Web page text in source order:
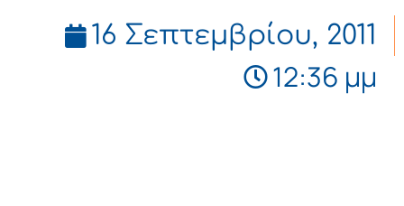
16 Σεπτεμβρίου, 2011
12:36 μμ